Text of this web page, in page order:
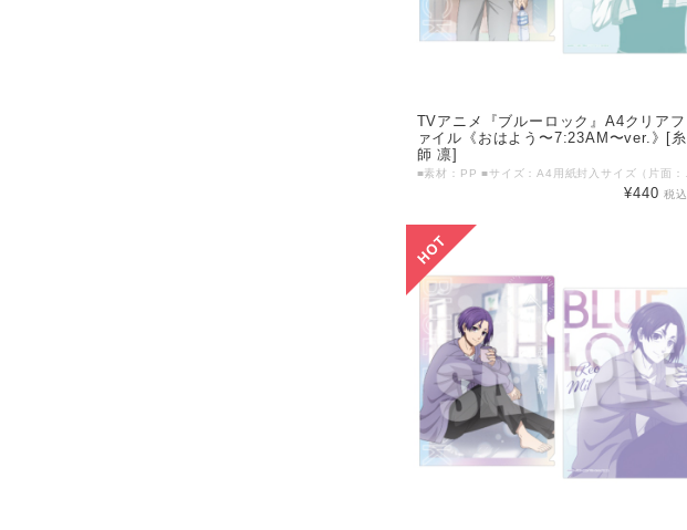
TVアニメ『ブルーロック』A4クリアフ
ァイル《おはよう〜7:23AM〜ver.》[糸
師 凛]
¥440税込